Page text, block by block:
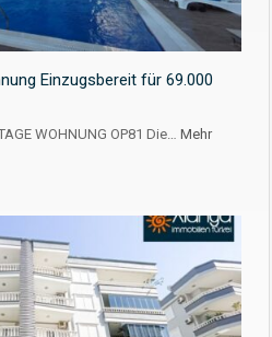
Einzugsbereit für 69.000
WOHNUNG OP81 Die… Mehr